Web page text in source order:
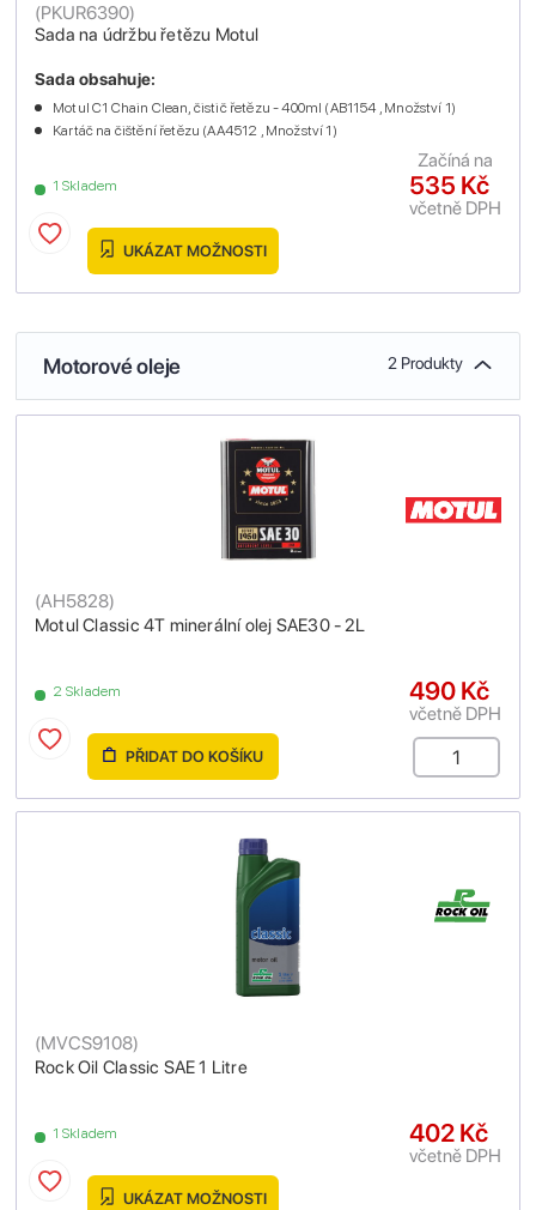
Sada na údržbu řetězu Motul
(PKUR6390)
1 Skladem
Sada obsahuje:
Motul C1 Chain Clean, čistič řetězu - 400ml (AB1154 , Množství 1)
Kartáč na čištění řetězu (AA4512 , Množství 1)
535 Kč
včetně DPH
Začíná na
UKÁZAT MOŽNOSTI
Motorové oleje 2 Produkty
Motul Classic 4T minerální olej SAE30 - 2L
(AH5828)
2 Skladem 490 Kč
včetně DPH
PŘIDAT DO KOŠÍKU
Rock Oil Classic SAE 1 Litre
(MVCS9108)
1 Skladem 402 Kč
včetně DPH
UKÁZAT MOŽNOSTI